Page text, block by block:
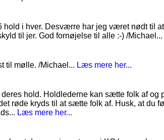
hold i hver. Desværre har jeg været nødt til
til jer. God fornøjelse til alle :-) /Michael...
til mølle. /Michael... Læs mere her...
hold. Holdlederne kan sætte folk af og
røde kryds til at sætte folk af. Husk, at du
Læs mere her...